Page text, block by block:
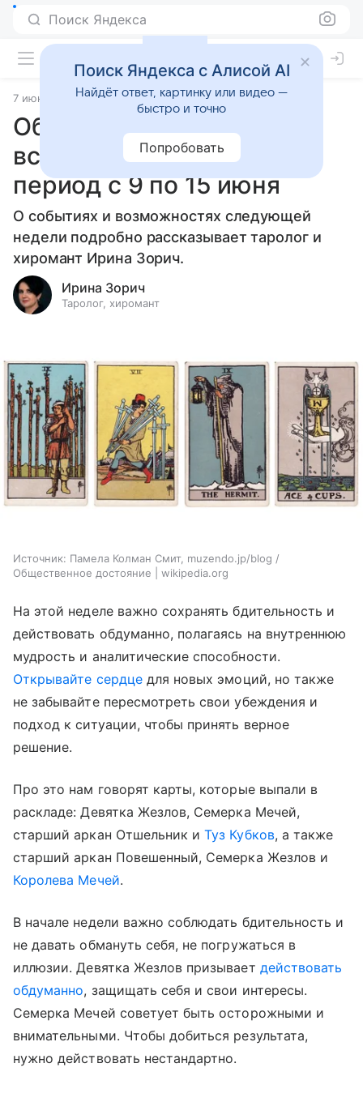
Поиск Яндекса
7 июня 2025 Статьи
Общий таро-прогноз для
всех знаков зодиака на
период с 9 по 15 июня
О событиях и возможностях следующей
недели подробно рассказывает таролог и
хиромант Ирина Зорич.
Ирина Зорич
Таролог, хиромант
Источник: Памела Колман Смит, muzendo.jp/blog /
Общественное достояние | wikipedia.org
На этой неделе важно сохранять бдительность и
действовать обдуманно, полагаясь на внутреннюю
мудрость и аналитические способности.
Открывайте сердцедля новых эмоций, но также
не забывайте пересмотреть свои убеждения и
подход к ситуации, чтобы принять верное
решение.
Про это нам говорят карты, которые выпали в
раскладе: Девятка Жезлов, Семерка Мечей,
старший аркан Отшельник иТуз Кубков, а также
старший аркан Повешенный, Семерка Жезлов и
Королева Мечей.
В начале недели важно соблюдать бдительность и
не давать обмануть себя, не погружаться в
иллюзии. Девятка Жезлов призывает действовать
обдуманно, защищать себя и свои интересы.
Семерка Мечей советует быть осторожными и
внимательными. Чтобы добиться результата,
нужно действовать нестандартно.
Поиск Яндекса с Алисой AI
Найдёт ответ, картинку или видео —
быстро и точно
Попробовать